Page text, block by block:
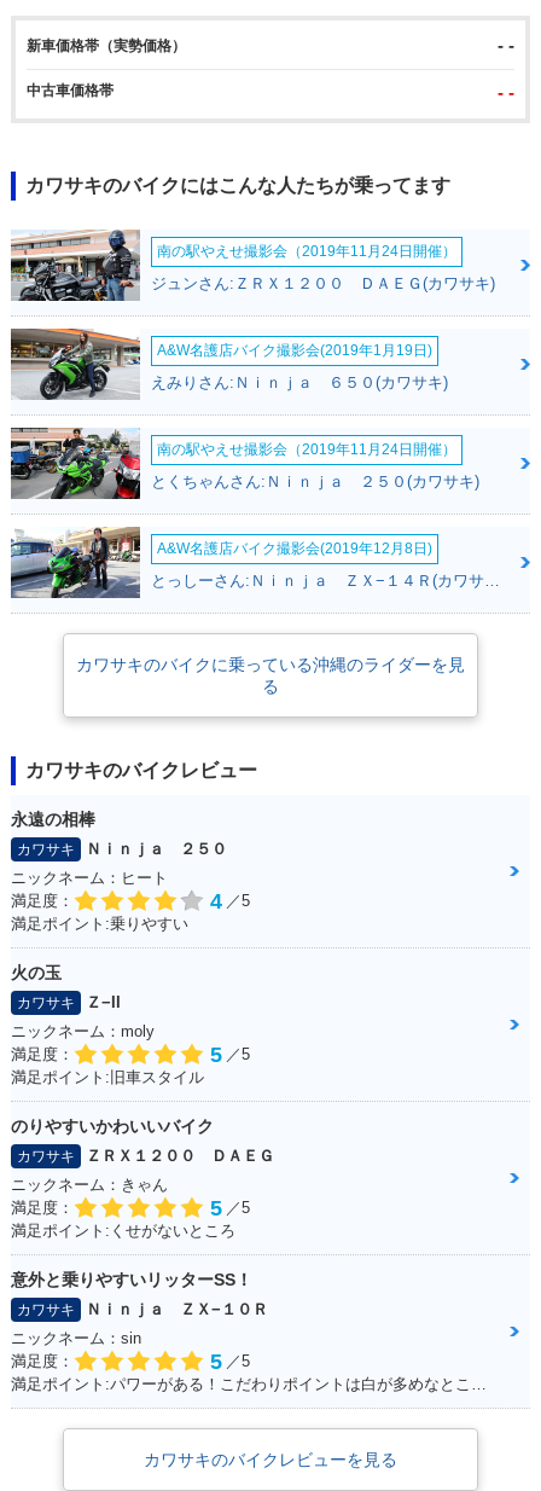
新車価格帯（実勢価格） - -
中古車価格帯 - -
カワサキのバイクにはこんな人たちが乗ってます
南の駅やえせ撮影会（2019年11月24日開催）
ジュンさん:ＺＲＸ１２００ ＤＡＥＧ(カワサキ)
A&W名護店バイク撮影会(2019年1月19日)
えみりさん:Ｎｉｎｊａ ６５０(カワサキ)
南の駅やえせ撮影会（2019年11月24日開催）
とくちゃんさん:Ｎｉｎｊａ ２５０(カワサキ)
A&W名護店バイク撮影会(2019年12月8日)
カワサキのバイクに乗っている沖縄のライダーを見
る
カワサキのバイクレビュー
永遠の相棒
カワサキ
Ｎｉｎｊａ ２５０
ニックネーム：ヒート
満足度：
4 ／5
満足ポイント:乗りやすい
火の玉
カワサキ
Ｚ−II
ニックネーム：moly
満足度：
5 ／5
満足ポイント:旧車スタイル
のりやすいかわいいバイク
カワサキ
ＺＲＸ１２００ ＤＡＥＧ
ニックネーム：きゃん
満足度：
5 ／5
満足ポイント:くせがないところ
意外と乗りやすいリッターSS！
カワサキ
Ｎｉｎｊａ ＺＸ−１０Ｒ
ニックネーム：sin
満足度：
5 ／5
満足ポイント:パワーがある！こだわりポイントは白が多めなところ！
カワサキのバイクレビューを見る